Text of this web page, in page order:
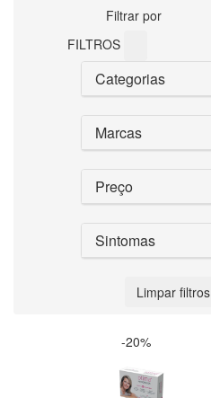
Filtrar por
FILTROS
Categorias
Marcas
Preço
Sintomas
Limpar filtros
-20%